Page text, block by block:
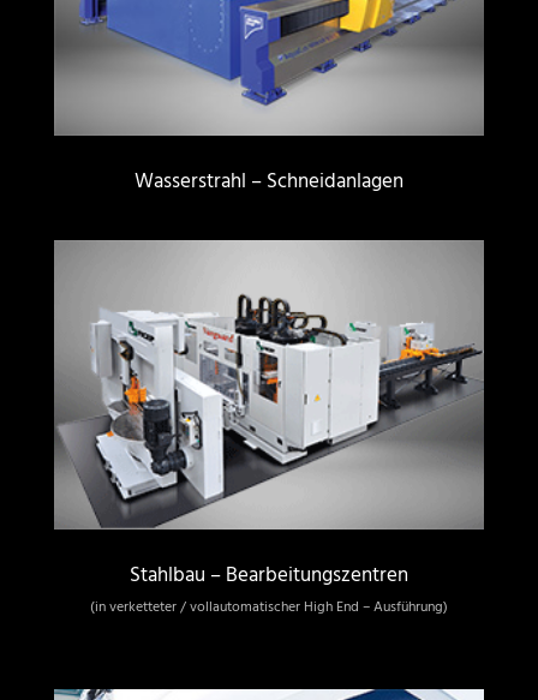
Wasserstrahl – Schneidanlagen
Stahlbau – Bearbeitungszentren
(in verketteter / vollautomatischer High End – Ausführung)